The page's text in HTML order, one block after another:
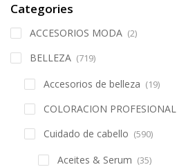
Categories
ACCESORIOS MODA (2)
BELLEZA (719)
Accesorios de belleza (19)
COLORACION PROFESIONAL
Cuidado de cabello (590)
Aceites & Serum (35)